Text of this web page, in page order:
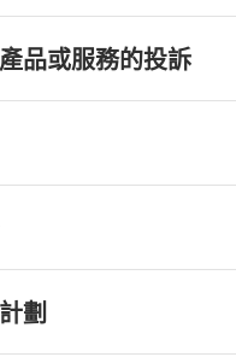
品或服務的投訴
劃